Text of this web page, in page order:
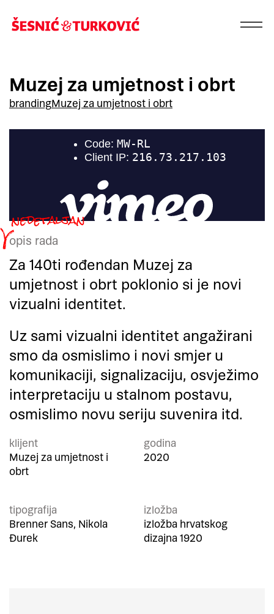
Muzej za umjetnost i obrt
brandingMuzej za umjetnost i obrt
opis rada
Za 140ti rođendan Muzej za
umjetnost i obrt poklonio si je novi
vizualni identitet.
Uz sami vizualni identitet angažirani
smo da osmislimo i novi smjer u
komunikaciji, signalizaciju, osvježimo
interpretaciju u stalnom postavu,
osmislimo novu seriju suvenira itd.
klijent
Muzej za umjetnost i
obrt
godina
2020
tipografija
Brenner Sans, Nikola
Đurek
izložba
izložba hrvatskog
dizajna 1920